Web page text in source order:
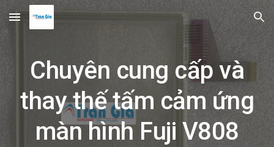
Skip to main content Skip to navigation
Chuyên cung cấp và
thay thế tấm cảm ứng
màn hình Fuji V808